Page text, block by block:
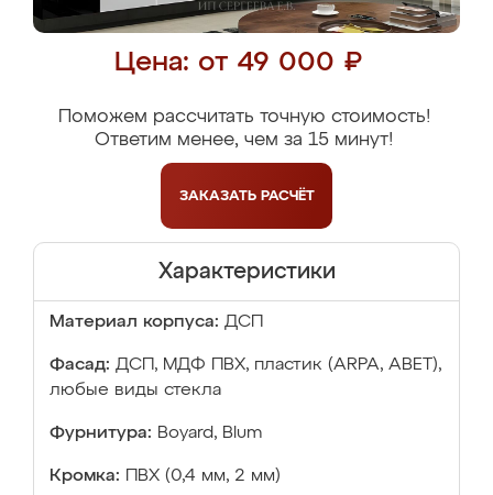
Цена: от 49 000 ₽
Поможем рассчитать точную стоимость!
Ответим менее, чем за 15 минут!
ЗАКАЗАТЬ РАСЧЁТ
Характеристики
Материал корпуса: ДСП
Фасад: ДСП, МДФ ПВХ, пластик (ARPA, ABET),
любые виды стекла
Фурнитура: Boyard, Blum
Кромка: ПВХ (0,4 мм, 2 мм)